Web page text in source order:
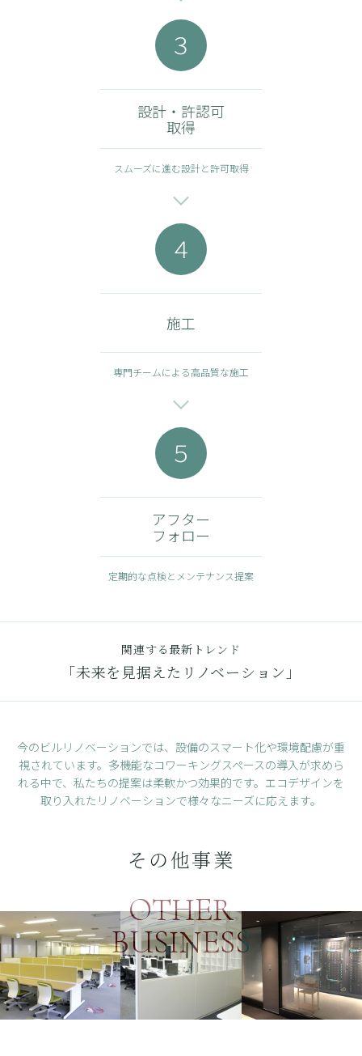
３
設計・許認可
取得
スムーズに進む設計と許可取得
４
施工
専門チームによる高品質な施工
５
アフター
フォロー
定期的な点検とメンテナンス提案
関連する最新トレンド
「未来を見据えたリノベーション」
今のビルリノベーションでは、設備のスマート化や環境配慮が重
視されています。 多機能なコワーキングスペースの導入が求めら
れる中で、私たちの提案は柔軟かつ効果的です。 エコデザインを
取り入れたリノベーションで様々なニーズに応えます。
その他事業
OTHER
BUSINESS